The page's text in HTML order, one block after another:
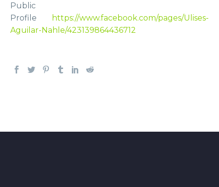
Public
Profile
https://www.facebook.com/pages/Ulises-
Aguilar-Nahle/423139864436712